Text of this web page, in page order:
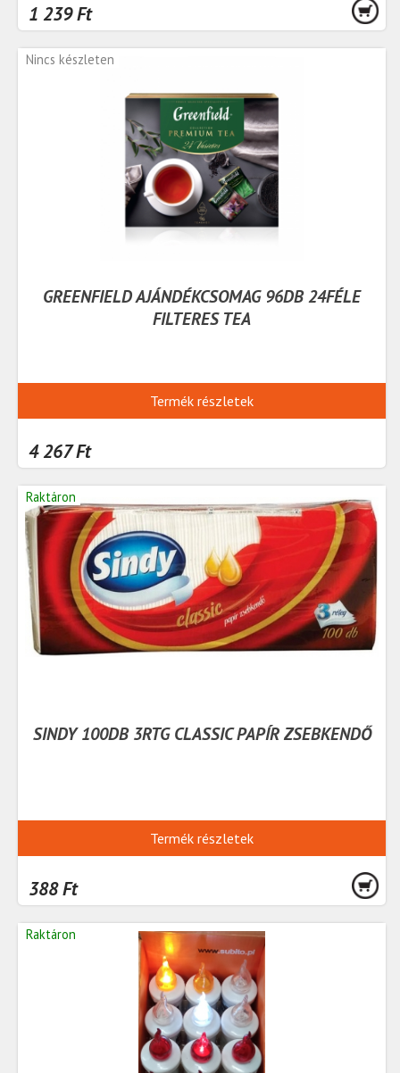
1 239 Ft
Nincs készleten
GREENFIELD AJÁNDÉKCSOMAG 96DB 24FÉLE
FILTERES TEA
Termék részletek
4 267 Ft
Raktáron
SINDY 100DB 3RTG CLASSIC PAPÍR ZSEBKENDŐ
Termék részletek
388 Ft
Raktáron